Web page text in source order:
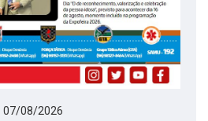
07/08/2026